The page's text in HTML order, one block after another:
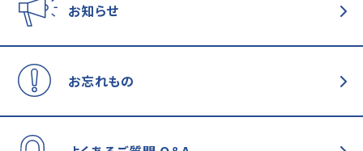
お知らせ
お忘れもの